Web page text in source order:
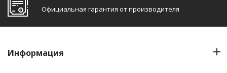
Официальная гарантия от производителя
Информация